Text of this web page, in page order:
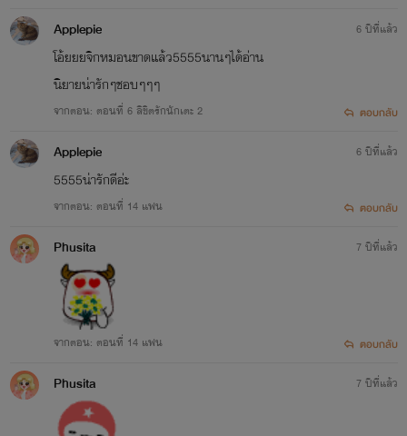
Applepie
โอ้ยยยจิกหมอนขาดแล้ว5555นานๆได้อ่าน
นิยายน่ารักๆชอบๆๆๆ
จากตอน: ตอนที่ 6 ลิขิตรักนักเตะ 2
6 ปีที่แล้ว
ตอบกลับ
Applepie
5555น่ารักดีอ่ะ
จากตอน: ตอนที่ 14 แฟน
6 ปีที่แล้ว
ตอบกลับ
Phusita
จากตอน: ตอนที่ 14 แฟน
7 ปีที่แล้ว
ตอบกลับ
Phusita 7 ปีที่แล้ว